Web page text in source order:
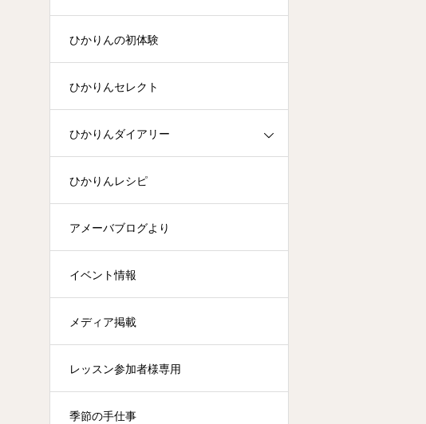
ひかりんの初体験
ひかりんセレクト
ひかりんダイアリー
ひかりんレシピ
アメーバブログより
イベント情報
メディア掲載
レッスン参加者様専用
季節の手仕事